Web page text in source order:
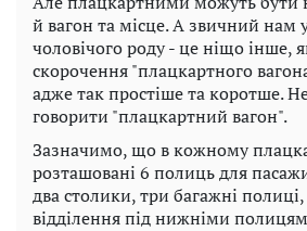
й вагон та місце. А звичний нам
чоловічого роду - це ніщо інше,
скорочення "плацкартного
адже так простіше та коротше.
говорити "плацкартний вагон".
Зазначимо, що в кожному
розташовані 6 полиць для
два столики, три багажні
відділення під нижніми